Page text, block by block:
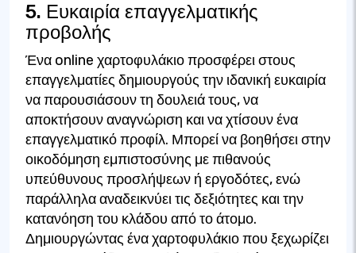
5. Ευκαιρία επαγγελματικής
προβολής
Ένα online χαρτοφυλάκιο προσφέρει στους
επαγγελματίες δημιουργούς την ιδανική ευκαιρία
να παρουσιάσουν τη δουλειά τους, να
αποκτήσουν αναγνώριση και να χτίσουν ένα
επαγγελματικό προφίλ. Μπορεί να βοηθήσει στην
οικοδόμηση εμπιστοσύνης με πιθανούς
υπεύθυνους προσλήψεων ή εργοδότες, ενώ
παράλληλα αναδεικνύει τις δεξιότητες και την
κατανόηση του κλάδου από το άτομο.
Δημιουργώντας ένα χαρτοφυλάκιο που ξεχωρίζει